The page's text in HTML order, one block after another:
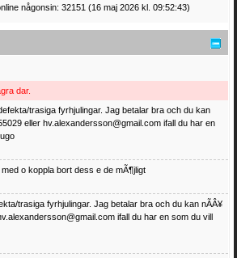
någonsin: 32151 (16 maj 2026 kl. 09:52:43)
dar.
defekta/trasiga fyrhjulingar. Jag betalar bra och du kan
eller hv.alexandersson@gmail.com ifall du har en
o koppla bort dess e de mÃ¶jligt
trasiga fyrhjulingar. Jag betalar bra och du kan nÃÂ¥
ifall du har en som du vill